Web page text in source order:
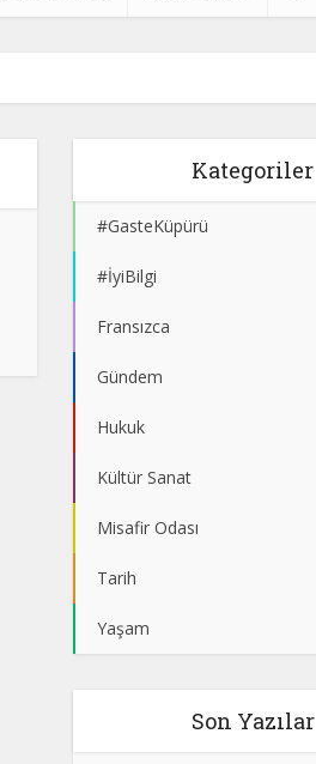
Kategoriler
#GasteKüpürü
#İyiBilgi
Fransızca
Gündem
Hukuk
Kültür Sanat
Misafir Odası
Tarih
Yaşam
Son Yazılar